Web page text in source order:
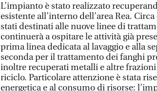
L’impianto è stato realizzato
esistente all’interno dell’area Rea.
stati destinati alle nuove linee di
continuerà a ospitare le attività già
prima linea dedicata al lavaggio e alla
seconda per il trattamento dei fanghi
inoltre recuperati metalli e altre
riciclo. Particolare attenzione è stata
energetica e al consumo di risorse: